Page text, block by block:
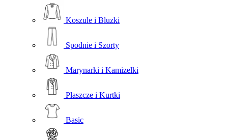
Koszule i Bluzki
Spodnie i Szorty
Marynarki i Kamizelki
Płaszcze i Kurtki
Basic